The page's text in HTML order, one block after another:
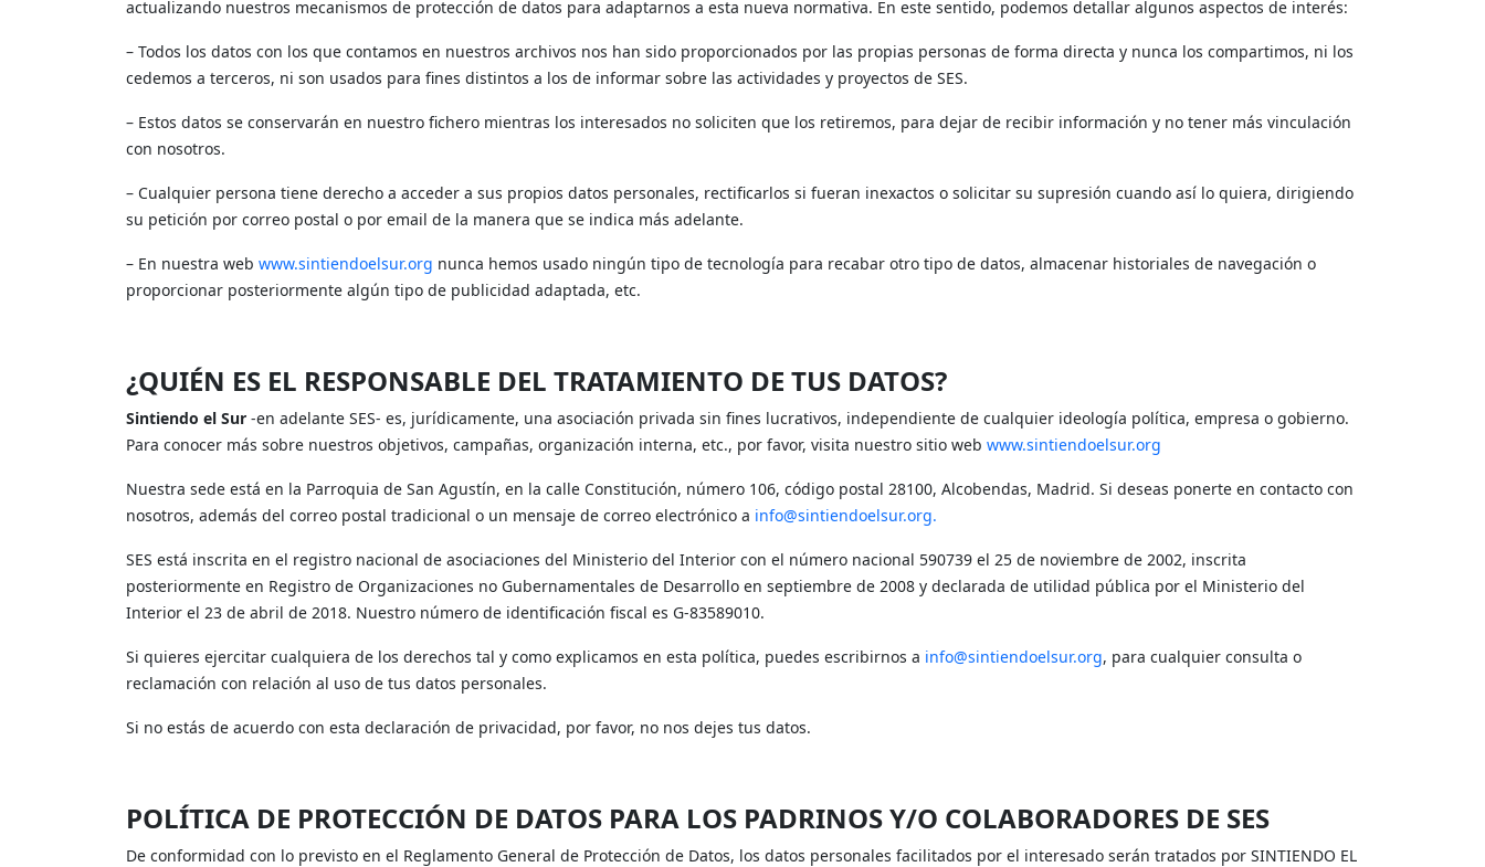
actualizando nuestros mecanismos de protección de datos para adaptarnos a esta nueva normativa. En este sentido, podemos detallar algunos aspectos de interés:
– Todos los datos con los que contamos en nuestros archivos nos han sido proporcionados por las propias personas de forma directa y nunca los compartimos, ni los
cedemos a terceros, ni son usados para fines distintos a los de informar sobre las actividades y proyectos de SES.
– Estos datos se conservarán en nuestro fichero mientras los interesados no soliciten que los retiremos, para dejar de recibir información y no tener más vinculación
con nosotros.
– Cualquier persona tiene derecho a acceder a sus propios datos personales, rectificarlos si fueran inexactos o solicitar su supresión cuando así lo quiera, dirigiendo
su petición por correo postal o por email de la manera que se indica más adelante.
– En nuestra web www.sintiendoelsur.org nunca hemos usado ningún tipo de tecnología para recabar otro tipo de datos, almacenar historiales de navegación o
proporcionar posteriormente algún tipo de publicidad adaptada, etc.
¿QUIÉN ES EL RESPONSABLE DEL TRATAMIENTO DE TUS DATOS?
Sintiendo el Sur -en adelante SES- es, jurídicamente, una asociación privada sin fines lucrativos, independiente de cualquier ideología política, empresa o gobierno.
Para conocer más sobre nuestros objetivos, campañas, organización interna, etc., por favor, visita nuestro sitio web www.sintiendoelsur.org
Nuestra sede está en la Parroquia de San Agustín, en la calle Constitución, número 106, código postal 28100, Alcobendas, Madrid. Si deseas ponerte en contacto con
nosotros, además del correo postal tradicional o un mensaje de correo electrónico a info@sintiendoelsur.org.
SES está inscrita en el registro nacional de asociaciones del Ministerio del Interior con el número nacional 590739 el 25 de noviembre de 2002, inscrita
posteriormente en Registro de Organizaciones no Gubernamentales de Desarrollo en septiembre de 2008 y declarada de utilidad pública por el Ministerio del
Interior el 23 de abril de 2018. Nuestro número de identificación fiscal es G-83589010.
Si quieres ejercitar cualquiera de los derechos tal y como explicamos en esta política, puedes escribirnos a info@sintiendoelsur.org, para cualquier consulta o
reclamación con relación al uso de tus datos personales.
Si no estás de acuerdo con esta declaración de privacidad, por favor, no nos dejes tus datos.
POLÍTICA DE PROTECCIÓN DE DATOS PARA LOS PADRINOS Y/O COLABORADORES DE SES
De conformidad con lo previsto en el Reglamento General de Protección de Datos, los datos personales facilitados por el interesado serán tratados por SINTIENDO EL